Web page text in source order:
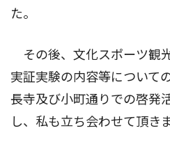
た。
その後、文化スポーツ観
実証実験の内容等について
長寺及び小町通りでの啓発
し、私も立ち会わせて頂き